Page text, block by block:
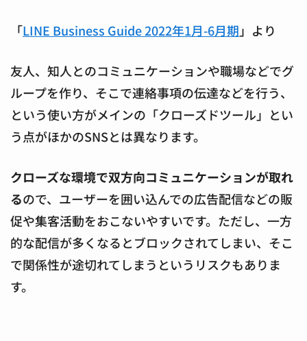
「LINE Business Guide 2022年1月-6月期」より
友人、知人とのコミュニケーションや職場などでグ
ループを作り、そこで連絡事項の伝達などを行う、
という使い方がメインの「クローズドツール」とい
う点がほかのSNSとは異なります。
クローズな環境で双方向コミュニケーションが取れ
るので、ユーザーを囲い込んでの広告配信などの販
促や集客活動をおこないやすいです。ただし、一方
的な配信が多くなるとブロックされてしまい、そこ
で関係性が途切れてしまうというリスクもありま
す。